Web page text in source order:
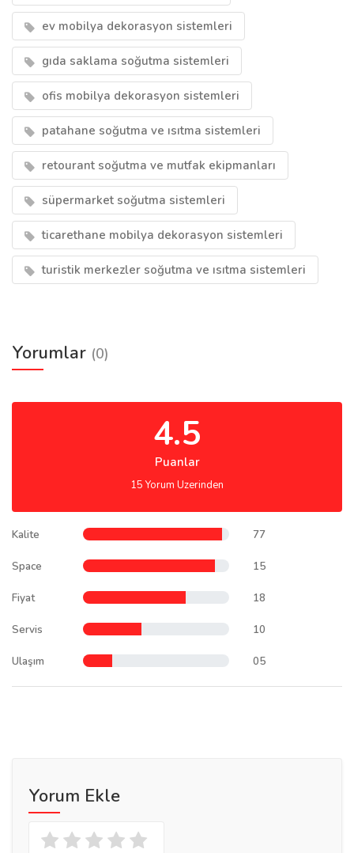
ev mobilya dekorasyon sistemleri
gıda saklama soğutma sistemleri
ofis mobilya dekorasyon sistemleri
patahane soğutma ve ısıtma sistemleri
retourant soğutma ve mutfak ekipmanları
süpermarket soğutma sistemleri
ticarethane mobilya dekorasyon sistemleri
turistik merkezler soğutma ve ısıtma sistemleri
Yorumlar (0)
4.5
Puanlar
15 Yorum Uzerinden
Kalite 77
Space 15
Fiyat 18
Servis 10
Ulaşım 05
Yorum Ekle